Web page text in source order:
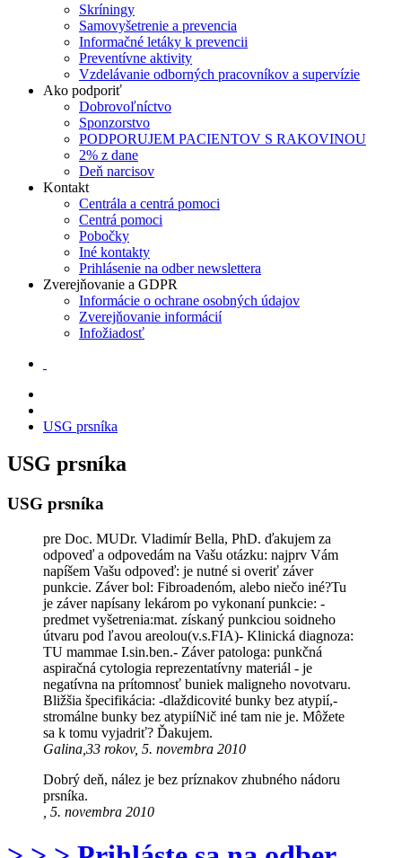
Skríningy
Samovyšetrenie a prevencia
Informačné letáky k prevencii
Preventívne aktivity
Vzdelávanie odborných pracovníkov a supervízie
Ako podporiť
Dobrovoľníctvo
Sponzorstvo
PODPORUJEM PACIENTOV S RAKOVINOU
2% z dane
Deň narcisov
Kontakt
Centrála a centrá pomoci
Centrá pomoci
Pobočky
Iné kontakty
Prihlásenie na odber newslettera
Zverejňovanie a GDPR
Informácie o ochrane osobných údajov
Zverejňovanie informácií
Infožiadosť
USG prsníka
USG prsníka
USG prsníka
pre Doc. MUDr. Vladimír Bella, PhD. ďakujem za
odpoveď a odpovedám na Vašu otázku: najprv Vám
napíšem Vašu odpoveď: je nutné si overiť záver
punkcie. Záver bol: Fibroadenóm, alebo niečo iné?Tu
je záver napísany lekárom po vykonaní punkcie: -
predmet vyšetrenia:mat. získaný punkciou soidneho
útvaru pod ľavou areolou(v.s.FIA)- Klinická diagnoza:
TU mammae I.sin.ben.- Záver patologa: punkčná
aspiračná cytologia reprezentatívny materiál - je
negatívna na prítomnosť buniek maligneho novotvaru.
Bližšia špecifikácia: -dlaždicovité bunky bez atypií,-
stromálne bunky bez atypiíNič iné tam nie je. Môžete
sa k tomu vyjadriť? Ďakujem.
Galina,33 rokov, 5. novembra 2010
Dobrý deň, nález je bez príznakov zhubného nádoru
prsníka.
, 5. novembra 2010